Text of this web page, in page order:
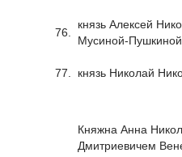
76.
князь Алексей
Мусиной-Пушкиной
77. князь Николай
Княжна Анна
Дмитриевичем